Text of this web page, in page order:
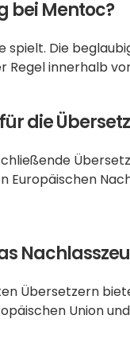
bei Mentoc?
spielt. Die
Regel innerhalb
die
Übersetzern
Union